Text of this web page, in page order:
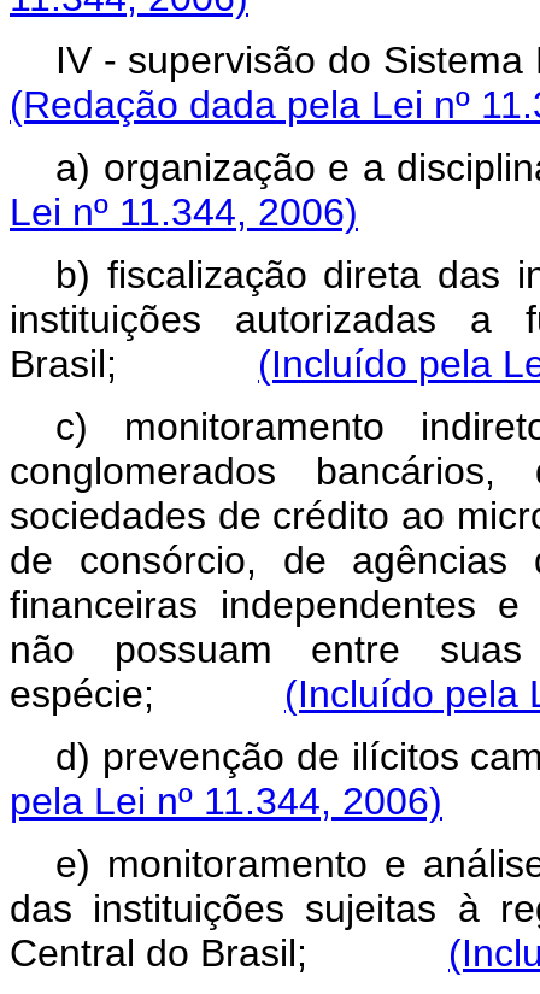
IV - supervisão do
(Redação dada pela Lei nº
a) organização e a
Lei nº 11.344, 2006)
b) fiscalização direta das
instituições autorizadas a
Brasil; (Incluído pela
c) monitoramento
conglomerados
sociedades de crédito ao
de consórcio, de agências
financeiras independentes
não possuam entre
espécie; (Incluído pela
d) prevenção de
pela Lei nº 11.344, 2006)
e) monitoramento e
das instituições sujeitas à
Central do Brasil;